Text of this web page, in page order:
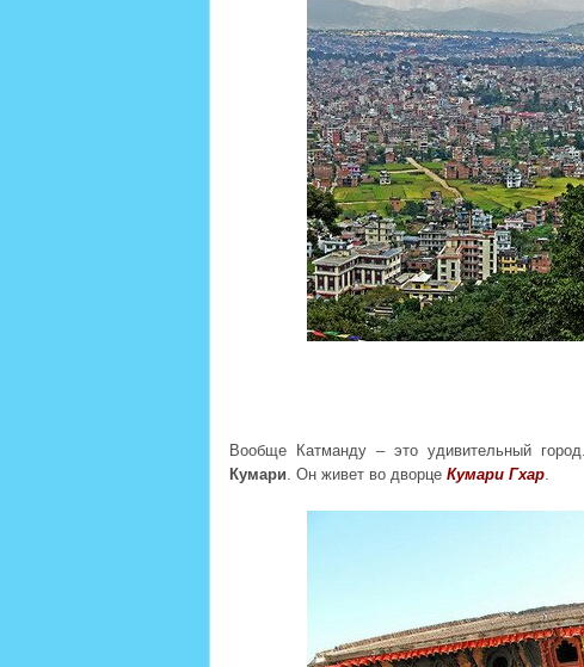
Вообще Катманду – это удивительный
Кумари. Он живет во дворце Кумари Гхар.